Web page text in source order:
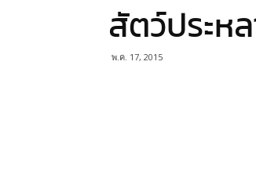
สัตว์ประห
พ.ค. 17, 2015